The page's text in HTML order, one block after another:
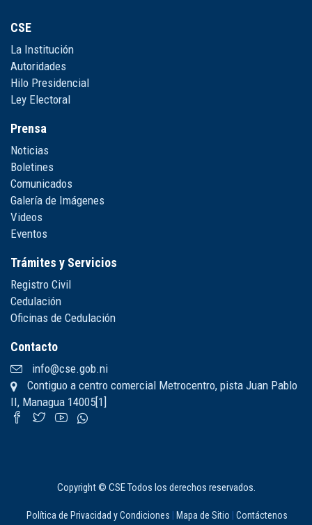
CSE
La Institución
Autoridades
Hilo Presidencial
Ley Electoral
Prensa
Noticias
Boletines
Comunicados
Galería de Imágenes
Videos
Eventos
Trámites y Servicios
Registro Civil
Cedulación
Oficinas de Cedulación
Contacto
info@cse.gob.ni
Contiguo a centro comercial Metrocentro, pista Juan Pablo
II, Managua 14005[1]
Copyright © CSE Todos los derechos reservados.
Política de Privacidad y Condiciones Mapa de Sitio Contáctenos